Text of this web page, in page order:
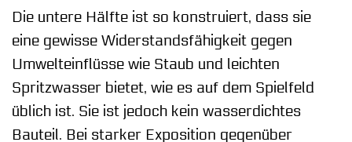
Die untere Hälfte ist so konstruiert, dass sie
eine gewisse Widerstandsfähigkeit gegen
Umwelteinflüsse wie Staub und leichten
Spritzwasser bietet, wie es auf dem Spielfeld
üblich ist. Sie ist jedoch kein wasserdichtes
Bauteil. Bei starker Exposition gegenüber